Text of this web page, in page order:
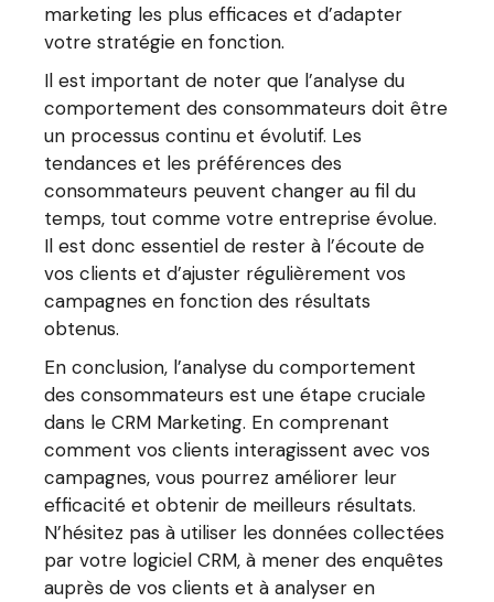
marketing les plus efficaces et d’adapter
votre stratégie en fonction.
Il est important de noter que l’analyse du
comportement des consommateurs doit être
un processus continu et évolutif. Les
tendances et les préférences des
consommateurs peuvent changer au fil du
temps, tout comme votre entreprise évolue.
Il est donc essentiel de rester à l’écoute de
vos clients et d’ajuster régulièrement vos
campagnes en fonction des résultats
obtenus.
En conclusion, l’analyse du comportement
des consommateurs est une étape cruciale
dans le CRM Marketing. En comprenant
comment vos clients interagissent avec vos
campagnes, vous pourrez améliorer leur
efficacité et obtenir de meilleurs résultats.
N’hésitez pas à utiliser les données collectées
par votre logiciel CRM, à mener des enquêtes
auprès de vos clients et à analyser en